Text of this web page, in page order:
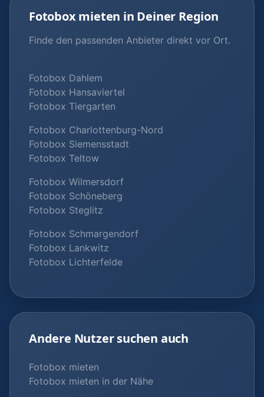
Fotobox mieten in Deiner Region
Finde den passenden Anbieter direkt vor Ort.
Fotobox Dahlem
Fotobox Hansaviertel
Fotobox Tiergarten
Fotobox Charlottenburg-Nord
Fotobox Siemensstadt
Fotobox Teltow
Fotobox Wilmersdorf
Fotobox Schöneberg
Fotobox Steglitz
Fotobox Schmargendorf
Fotobox Lankwitz
Fotobox Lichterfelde
Andere Nutzer suchen auch
Fotobox mieten
Fotobox mieten in der Nähe